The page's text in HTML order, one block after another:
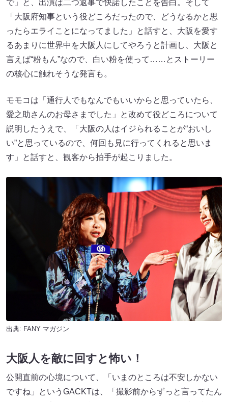
で」と、出演は二つ返事で快諾したことを告白。そして
「大阪府知事という役どころだったので、どうなるかと思
ったらエライことになってました」と話すと、大阪を愛す
るあまりに世界中を大阪人にしてやろうと計画し、大阪と
言えば“粉もん”なので、白い粉を使って……とストーリー
の核心に触れそうな発言も。
モモコは「通行人でもなんでもいいからと思っていたら、
愛之助さんのお母さまでした」と改めて役どころについて
説明したうえで、「大阪の人はイジられることが“おいし
い”と思っているので、何回も見に行ってくれると思いま
す」と話すと、観客から拍手が起こりました。
出典: FANY マガジン
大阪人を敵に回すと怖い！
公開直前の心境について、「いまのところは不安しかない
ですね」というGACKTは、「撮影前からずっと言ってたん